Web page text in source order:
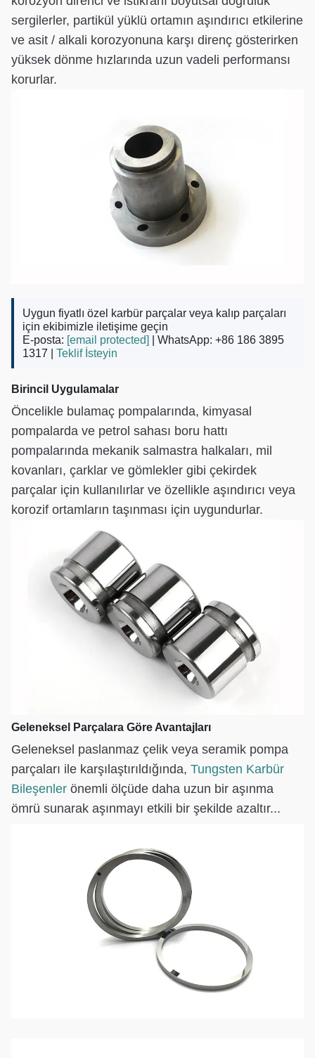
sergilerler, partikül yüklü ortamın aşındırıcı etkilerine
ve asit / alkali korozyonuna karşı direnç gösterirken
yüksek dönme hızlarında uzun vadeli performansı
korurlar.
Uygun fiyatlı özel karbür parçalar veya kalıp parçaları
için ekibimizle iletişime geçin
E-posta: [email protected]
| WhatsApp: +86 186 3895
1317 | Teklif İsteyin
Birincil Uygulamalar
Öncelikle bulamaç pompalarında, kimyasal
pompalarda ve petrol sahası boru hattı
pompalarında mekanik salmastra halkaları, mil
kovanları, çarklar ve gömlekler gibi çekirdek
parçalar için kullanılırlar ve özellikle aşındırıcı veya
korozif ortamların taşınması için uygundurlar.
Geleneksel Parçalara Göre Avantajları
Geleneksel paslanmaz çelik veya seramik pompa
parçaları ile karşılaştırıldığında, Tungsten Karbür
Bileşenler önemli ölçüde daha uzun bir aşınma
ömrü sunarak aşınmayı etkili bir şekilde azaltır...